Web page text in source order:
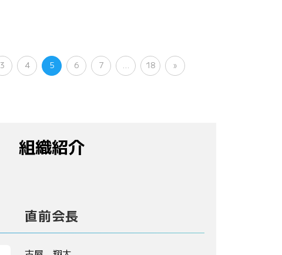
3 4 5 6 7 … 18 »
組織紹介
直前会長